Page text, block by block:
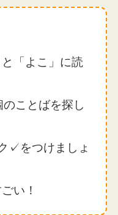
「よこ」に読
ことばを探し
✓をつけましょ
い！